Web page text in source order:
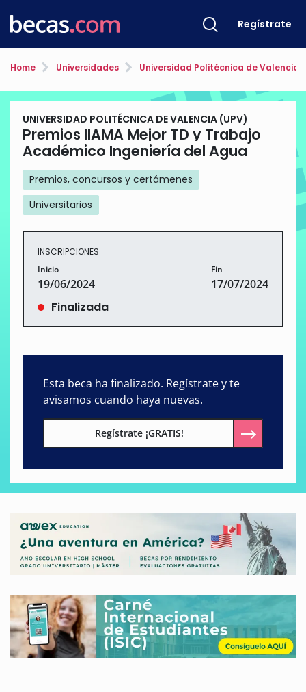
Regístrate
Home Universidades Universidad Politécnica de Valencia
UNIVERSIDAD POLITÉCNICA DE VALENCIA (UPV)
Premios IIAMA Mejor TD y Trabajo
Académico Ingeniería del Agua
Premios, concursos y certámenes
Universitarios
INSCRIPCIONES
Inicio
19/06/2024
Fin
17/07/2024
Finalizada
Esta beca ha finalizado. Regístrate y te
avisamos cuando haya nuevas.
Regístrate ¡GRATIS!